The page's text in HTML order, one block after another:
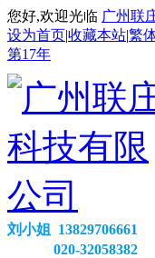
您好,欢迎光临 广州联
设为首页|收藏本站|繁
第17年
刘小姐 13829706661
020-32058382